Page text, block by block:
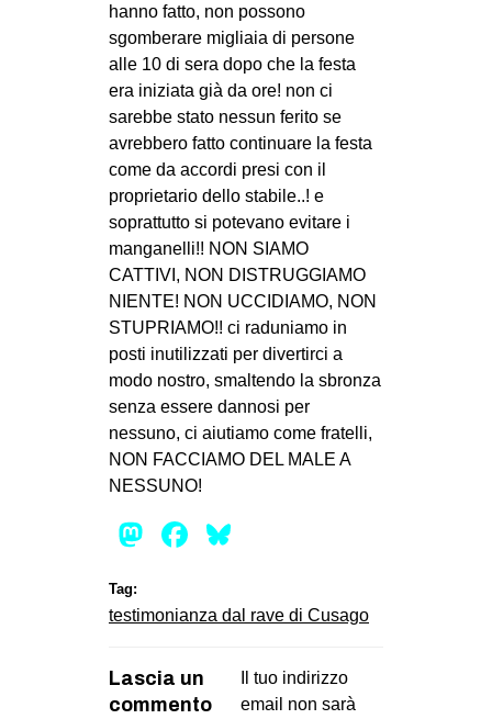
hanno fatto, non possono
sgomberare migliaia di persone
alle 10 di sera dopo che la festa
era iniziata già da ore! non ci
sarebbe stato nessun ferito se
avrebbero fatto continuare la festa
come da accordi presi con il
proprietario dello stabile..! e
soprattutto si potevano evitare i
manganelli!! NON SIAMO
CATTIVI, NON DISTRUGGIAMO
NIENTE! NON UCCIDIAMO, NON
STUPRIAMO!! ci raduniamo in
posti inutilizzati per divertirci a
modo nostro, smaltendo la sbronza
senza essere dannosi per
nessuno, ci aiutiamo come fratelli,
NON FACCIAMO DEL MALE A
NESSUNO!
Mastodon
Facebook
Tag:
testimonianza dal rave di Cusago
Lascia un
commento
Il tuo indirizzo
email non sarà